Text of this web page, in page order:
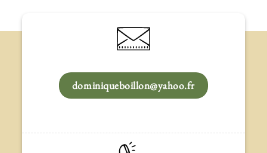
dominiqueboillon@yahoo.fr